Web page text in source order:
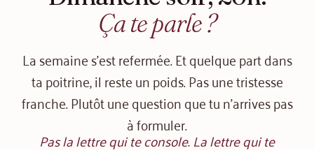
Ça te parle ?
La semaine s'est refermée. Et quelque part dans
ta poitrine, il reste un poids. Pas une tristesse
franche. Plutôt une question que tu n'arrives pas
à formuler.
Pas la lettre qui te console. La lettre qui te